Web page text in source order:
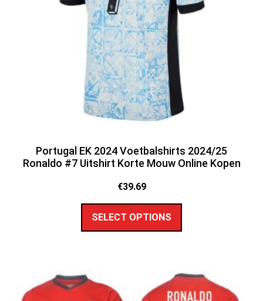
Portugal EK 2024 Voetbalshirts 2024/25
Ronaldo #7 Uitshirt Korte Mouw Online Kopen
€39.69
SELECT OPTIONS